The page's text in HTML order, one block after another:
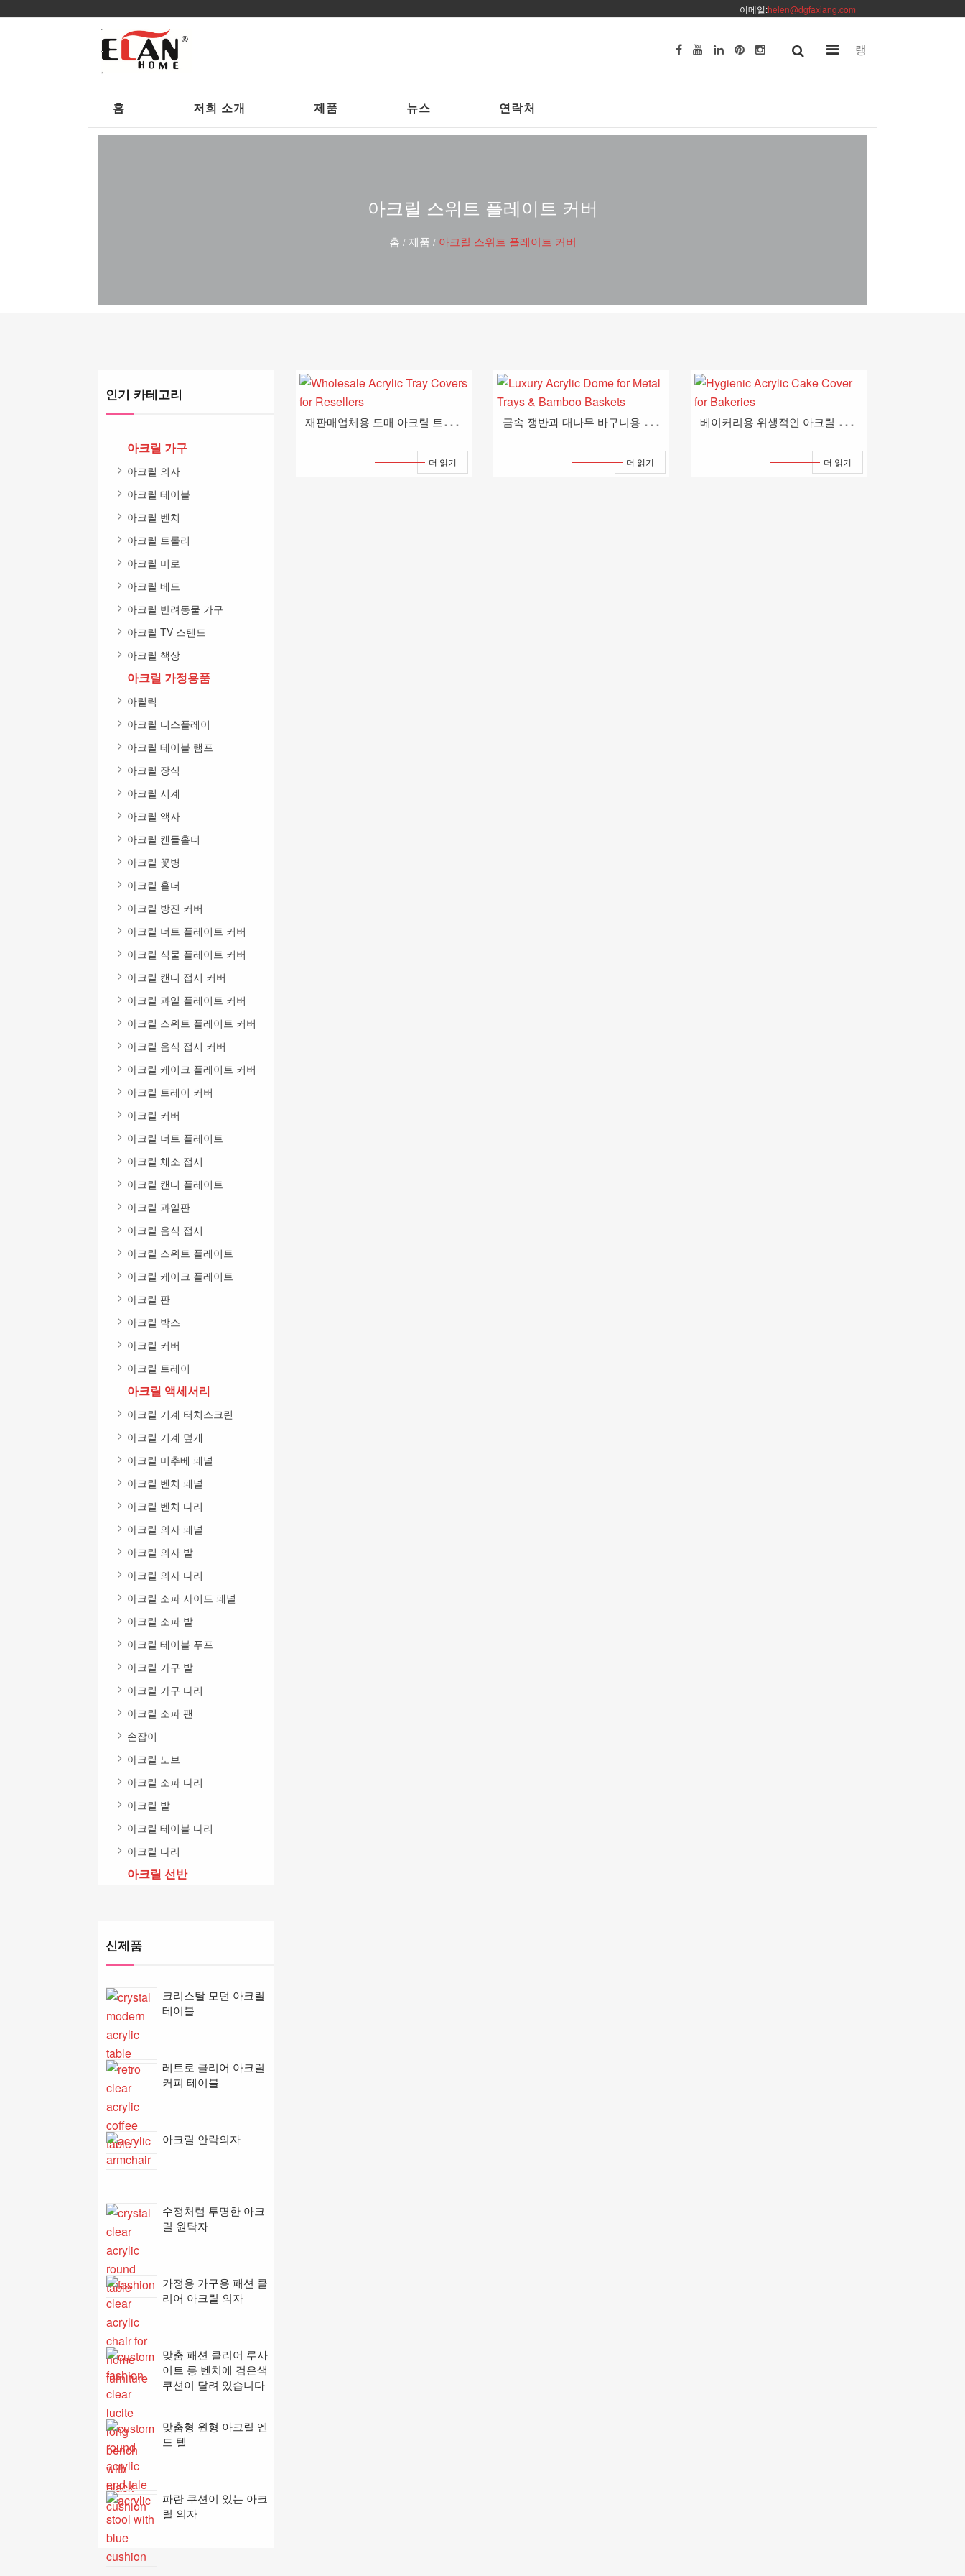
이메일:helen@dgfaxiang.com
랭
홈 저희 소개 제품 뉴스 연락처
아크릴 스위트 플레이트 커버
홈 / 제품 / 아크릴 스위트 플레이트 커버
인기 카테고리
아크릴 가구
아크릴 의자
아크릴 테이블
아크릴 벤치
아크릴 트롤리
아크릴 미로
아크릴 베드
아크릴 반려동물 가구
아크릴 TV 스탠드
아크릴 책상
아크릴 가정용품
아릴릭
아크릴 디스플레이
아크릴 테이블 램프
아크릴 장식
아크릴 시계
아크릴 액자
아크릴 캔들홀더
아크릴 꽃병
아크릴 홀더
아크릴 방진 커버
아크릴 너트 플레이트 커버
아크릴 식물 플레이트 커버
아크릴 캔디 접시 커버
아크릴 과일 플레이트 커버
아크릴 스위트 플레이트 커버
아크릴 음식 접시 커버
아크릴 케이크 플레이트 커버
아크릴 트레이 커버
아크릴 커버
아크릴 너트 플레이트
아크릴 채소 접시
아크릴 캔디 플레이트
아크릴 과일판
아크릴 음식 접시
아크릴 스위트 플레이트
아크릴 케이크 플레이트
아크릴 판
아크릴 박스
아크릴 커버
아크릴 트레이
아크릴 액세서리
아크릴 기계 터치스크린
아크릴 기계 덮개
아크릴 미추베 패널
아크릴 벤치 패널
아크릴 벤치 다리
아크릴 의자 패널
아크릴 의자 발
아크릴 의자 다리
아크릴 소파 사이드 패널
아크릴 소파 발
아크릴 테이블 푸프
아크릴 가구 발
아크릴 가구 다리
아크릴 소파 팬
손잡이
아크릴 노브
아크릴 소파 다리
아크릴 발
아크릴 테이블 다리
아크릴 다리
아크릴 선반
신제품
크리스탈 모던 아크릴
테이블
레트로 클리어 아크릴
커피 테이블
아크릴 안락의자
수정처럼 투명한 아크
릴 원탁자
가정용 가구용 패션 클
리어 아크릴 의자
맞춤 패션 클리어 루사
이트 롱 벤치에 검은색
쿠션이 달려 있습니다
맞춤형 원형 아크릴 엔
드 텔
파란 쿠션이 있는 아크
릴 의자
재
판매업체용 도매 아크릴 트레이 커버
더 읽기
금
속 쟁반과 대나무 바구니용 고급 아크릴 돔
더 읽기
베
이커리용 위생적인 아크릴 케이크 커버
더 읽기